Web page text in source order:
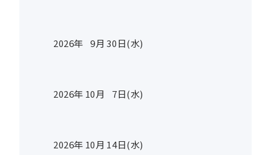
2026年 9月 30日(水)
2026年 10月 7日(水)
2026年 10月 14日(水)